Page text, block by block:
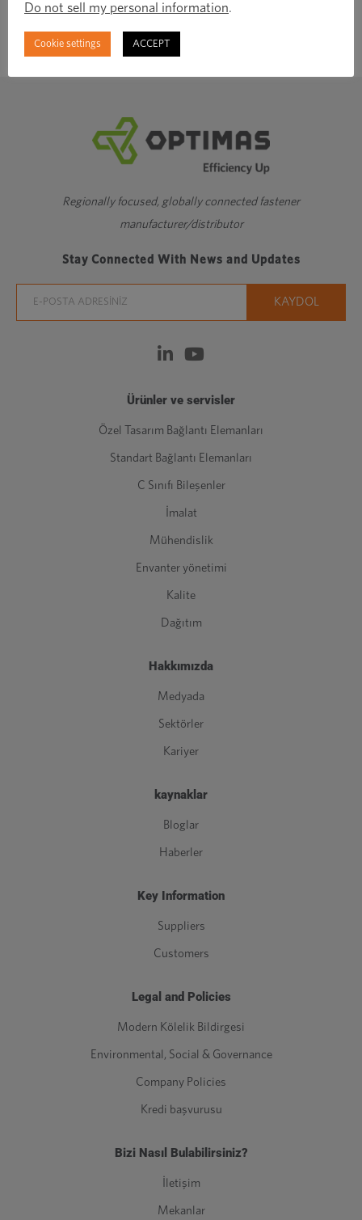
Regionally focused, globally connected fastener
manufacturer/distributor
Stay Connected With News and Updates
Ürünler ve servisler
Özel Tasarım Bağlantı Elemanları
Standart Bağlantı Elemanları
C Sınıfı Bileşenler
İmalat
Mühendislik
Envanter yönetimi
Kalite
Dağıtım
Hakkımızda
Medyada
Sektörler
Kariyer
kaynaklar
Bloglar
Haberler
Key Information
Suppliers
Customers
Legal and Policies
Modern Kölelik Bildirgesi
Environmental, Social & Governance
Company Policies
Kredi başvurusu
Bizi Nasıl Bulabilirsiniz?
İletişim
Mekanlar
Do not sell my personal information.
Cookie settings ACCEPT